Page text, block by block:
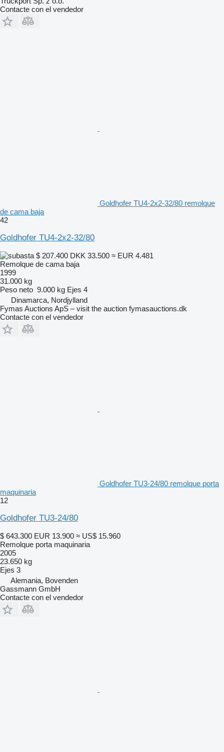
Contacte con el vendedor
Goldhofer TU4-2x2-32/80 remolque
de cama baja
42
Goldhofer TU4-2x2-32/80
$ 207.400 DKK 33.500 ≈ EUR 4.481
Remolque de cama baja
1999
31.000 kg
Peso neto 9.000 kg Ejes 4
Dinamarca, Nordjylland
Fymas Auctions ApS – visit the auction fymasauctions.dk
Contacte con el vendedor
Goldhofer TU3-24/80 remolque porta
maquinaria
12
Goldhofer TU3-24/80
$ 643.300 EUR 13.900 ≈ US$ 15.960
Remolque porta maquinaria
2005
23.650 kg
Ejes 3
Alemania, Bovenden
Gassmann GmbH
Contacte con el vendedor